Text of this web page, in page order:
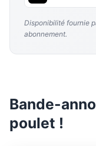
Disponibilité fournie
abonnement.
Bande-
poulet !